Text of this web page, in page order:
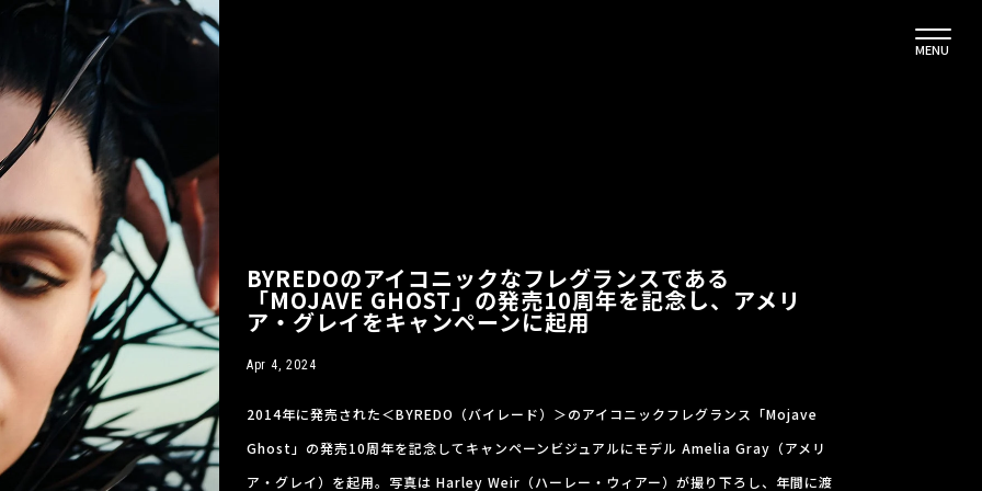
MENU
BYREDOのアイコニックなフレグランスである
「MOJAVE GHOST」の発売10周年を記念し、アメリ
ア・グレイをキャンペーンに起用
Apr 4, 2024
2014年に発売された＜BYREDO（バイレード）＞のアイコニックフレグランス「Mojave
Ghost」の発売10周年を記念してキャンペーンビジュアルにモデル Amelia Gray（アメリ
ア・グレイ）を起用。写真は Harley Weir（ハーレー・ウィアー）が撮り下ろし、年間に渡